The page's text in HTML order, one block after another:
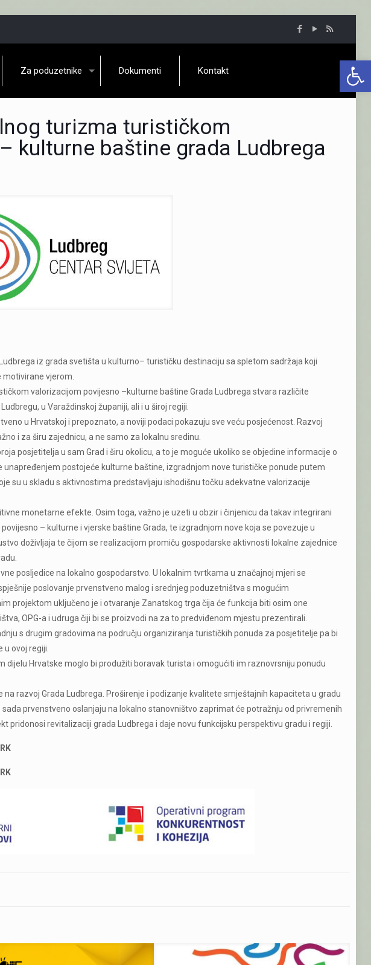
Za poduzetnike Dokumenti Kontakt
turizma turističkom
kulturne baštine grada Ludbrega
iz grada svetišta u kulturno– turističku destinaciju sa spletom sadržaja koji
vjerom.
valorizacijom povijesno –kulturne baštine Grada Ludbrega stvara različite
u Varaždinskoj županiji, ali i u široj regiji.
u Hrvatskoj i prepoznato, a noviji podaci pokazuju sve veću posjećenost. Razvoj
i za širu zajednicu, a ne samo za lokalnu sredinu.
posjetitelja u sam Grad i širu okolicu, a to je moguće ukoliko se objedine informacije o
postojeće kulturne baštine, izgradnjom nove turističke ponude putem
su u skladu s aktivnostima predstavljaju ishodišnu točku adekvatne valorizacije
monetarne efekte. Osim toga, važno je uzeti u obzir i činjenicu da takav integrirani
– kulturne i vjerske baštine Grada, te izgradnjom nove koja se povezuje u
doživljaja te čijom se realizacijom promiču gospodarske aktivnosti lokalne zajednice
posljedice na lokalno gospodarstvo. U lokalnim tvrtkama u značajnoj mjeri se
poslovanje prvenstveno malog i srednjeg poduzetništva s mogućim
projektom uključeno je i otvaranje Zanatskog trga čija će funkcija biti osim one
OPG-a i udruga čiji bi se proizvodi na za to predviđenom mjestu prezentirali.
s drugim gradovima na području organiziranja turističkih ponuda za posjetitelje pa bi
ovoj regiji.
Hrvatske moglo bi produžiti boravak turista i omogućiti im raznovrsniju ponudu
razvoj Grada Ludbrega. Proširenje i podizanje kvalitete smještajnih kapaciteta u gradu
sada prvenstveno oslanjaju na lokalno stanovništvo zaprimat će potražnju od privremenih
pridonosi revitalizaciji grada Ludbrega i daje novu funkcijsku perspektivu gradu i regiji.